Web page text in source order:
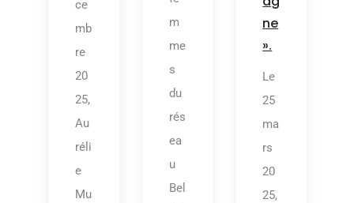
ce
mb
re
20
25,
Au
réli
e
Mu
m
me
s
du
rés
ea
u
Bel
ne
».
Le
25
ma
rs
20
25,